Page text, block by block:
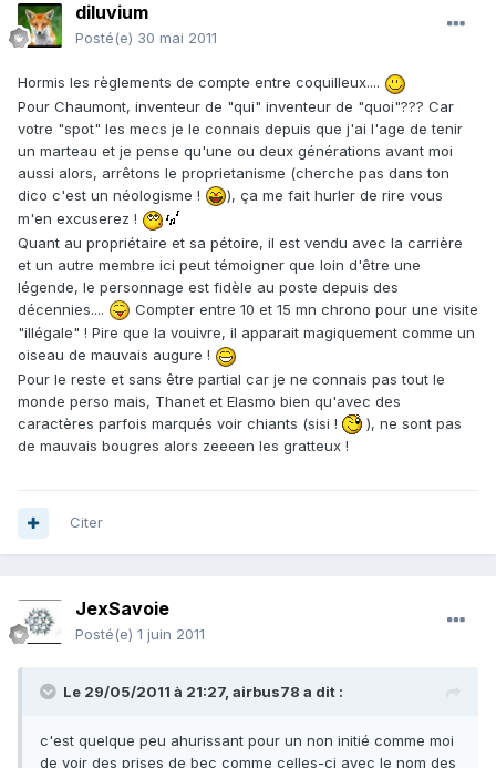
diluvium
Posté(e) 30 mai 2011
Hormis les règlements de compte entre coquilleux....
Pour Chaumont, inventeur de "qui" inventeur de "quoi"??? Car
votre "spot" les mecs je le connais depuis que j'ai l'age de tenir
un marteau et je pense qu'une ou deux générations avant moi
aussi alors, arrêtons le proprietanisme (cherche pas dans ton
dico c'est un néologisme !
), ça me fait hurler de rire vous
m'en excuserez !
Quant au propriétaire et sa pétoire, il est vendu avec la carrière
et un autre membre ici peut témoigner que loin d'être une
légende, le personnage est fidèle au poste depuis des
décennies....
Compter entre 10 et 15 mn chrono pour une visite
"illégale" ! Pire que la vouivre, il apparait magiquement comme un
oiseau de mauvais augure !
Pour le reste et sans être partial car je ne connais pas tout le
monde perso mais, Thanet et Elasmo bien qu'avec des
caractères parfois marqués voir chiants (sisi !
), ne sont pas
de mauvais bougres alors zeeeen les gratteux !
Citer
JexSavoie
Posté(e) 1 juin 2011
Le 29/05/2011 à 21:27, airbus78 a dit :
c'est quelque peu ahurissant pour un non initié comme moi
de voir des prises de bec comme celles-ci avec le nom des